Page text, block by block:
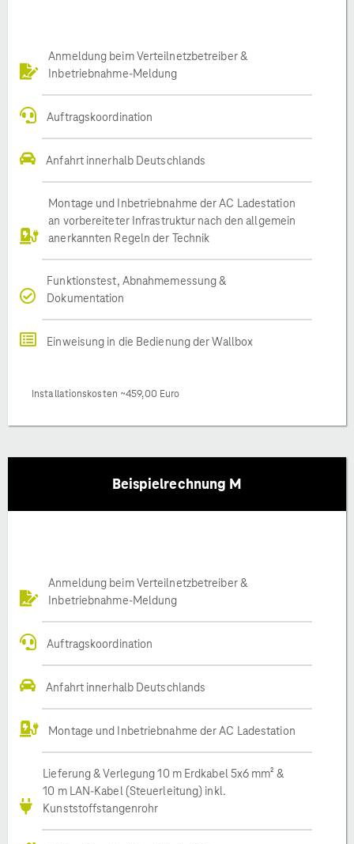
Anmeldung beim Verteilnetzbetreiber &
Inbetriebnahme-Meldung
Auftragskoordination
Anfahrt innerhalb Deutschlands
Montage und Inbetriebnahme der AC Ladestation
an vorbereiteter Infrastruktur nach den allgemein
anerkannten Regeln der Technik
Funktionstest, Abnahmemessung &
Dokumentation
Einweisung in die Bedienung der Wallbox
Installationskosten ~459,00 Euro
Beispielrechnung M
Anmeldung beim Verteilnetzbetreiber &
Inbetriebnahme-Meldung
Auftragskoordination
Anfahrt innerhalb Deutschlands
Montage und Inbetriebnahme der AC Ladestation
Lieferung & Verlegung 10 m Erdkabel 5x6 mm² &
10 m LAN-Kabel (Steuerleitung) inkl.
Kunststoffstangenrohr